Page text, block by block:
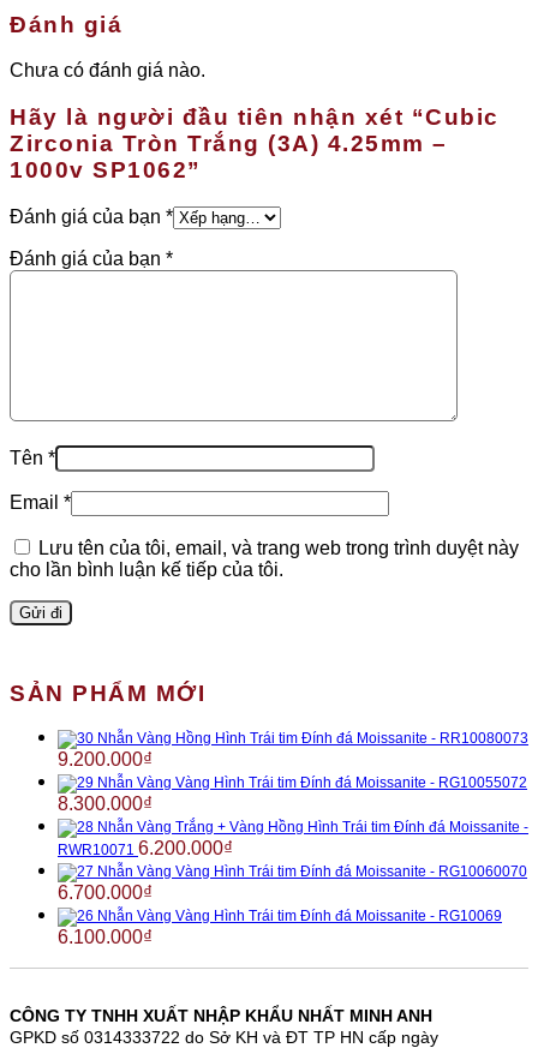
Đánh giá
Chưa có đánh giá nào.
Hãy là người đầu tiên nhận xét “Cubic
Zirconia Tròn Trắng (3A) 4.25mm –
1000v SP1062”
Đánh giá của bạn *
Đánh giá của bạn *
Tên *
Email *
Lưu tên của tôi, email, và trang web trong trình duyệt này
cho lần bình luận kế tiếp của tôi.
SẢN PHẨM MỚI
Nhẫn Vàng Hồng Hình Trái tim Đính đá Moissanite - RR10080073
9.200.000₫
Nhẫn Vàng Vàng Hình Trái tim Đính đá Moissanite - RG10055072
8.300.000₫
Nhẫn Vàng Trắng + Vàng Hồng Hình Trái tim Đính đá Moissanite -
RWR10071 6.200.000₫
Nhẫn Vàng Vàng Hình Trái tim Đính đá Moissanite - RG10060070
6.700.000₫
Nhẫn Vàng Vàng Hình Trái tim Đính đá Moissanite - RG10069
6.100.000₫
CÔNG TY TNHH XUẤT NHẬP KHẨU NHẤT MINH ANH
GPKD số 0314333722 do Sở KH và ĐT TP HN cấp ngày